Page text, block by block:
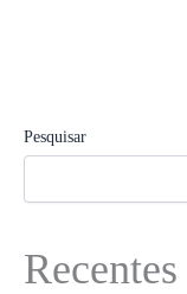
Pesquisar
Recentes